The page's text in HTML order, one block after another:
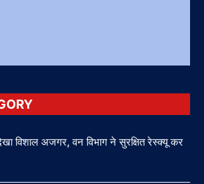
विशाल अजगर, वन विभाग ने सुरक्षित रेस्क्यू कर